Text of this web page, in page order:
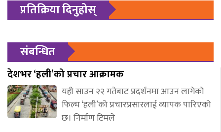
प्रतिक्रिया दिनुहोस्
संबन्धित
देशभर ‘हली’को प्रचार आक्रामक
यही साउन २२ गतेबाट प्रदर्शनमा आउन लागेको
फिल्म ‘हली’को प्रचारप्रसारलाई व्यापक पारिएको
छ। निर्माण टिमले